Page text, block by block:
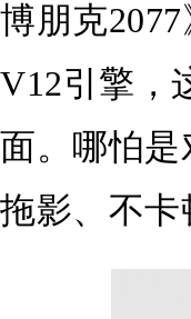
博朋克
V12引擎，
面。哪怕
拖影、不